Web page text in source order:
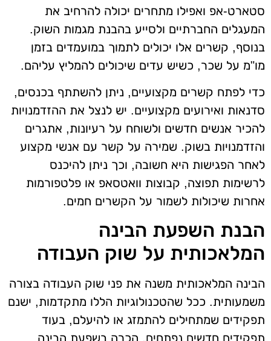
סטארט-אפ ואפילו מתחרים יכולה להרחיב את
המעגלים החברתיים ולסייע בהבנת מגמות השוק.
בנוסף, קשרים אלו יכולים לתמוך במועמדים בזמן
מו"מ על שכר, כשיש עדים שיכולים להמליץ עליהם.
כדי לפתח קשרים מקצועיים, ניתן להשתתף בכנסים,
סדנאות ואירועים מקצועיים. יש לנצל את ההזדמנויות
להכיר אנשים חדשים ולשוחח על רעיונות, אתגרים
והזדמנויות בשוק. שמירה על קשר עם אנשי מקצוע
לאחר הפגישות היא חשובה, וכך ניתן להיכנס
לרשימות תפוצה, קבוצות וואטסאפ או פלטפורמות
אחרות שיכולות לשמור על הקשרים חמים.
הבנת השפעת הבינה
המלאכותית על שוק העבודה
הבינה המלאכותית משנה את פני שוק העבודה בצורה
משמעותית. ככל שהטכנולוגיות הללו מתקדמות, ישנם
תפקידים שמתחילים להתמזג או להיעלם, בעוד
תפקידים חדשים נפתחים. הכרה בשפעת הבינה